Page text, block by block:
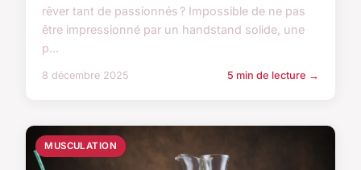
rêver tant de passionnés ? Impossible de ne pas
être impressionné par un handstand solide, une
p...
8 décembre 2025 5 min de lecture →
MUSCULATION